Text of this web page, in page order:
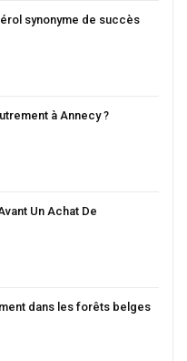
synonyme de succès
à Annecy ?
Un Achat De
dans les forêts belges